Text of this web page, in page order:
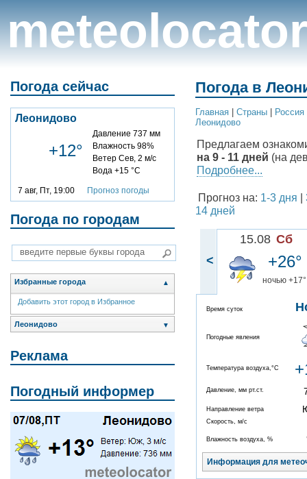
meteolocator
Погода сейчас
Леонидово
+12°
Давление 737 мм
Влажность 98%
Ветер Сев, 2 м/с
Вода +15 °C
7 авг, Пт, 19:00 Прогноз погоды
Погода по городам
Избранные города ▲
Добавить этот город в Избранное
Леонидово ▼
Реклама
Погодный информер
Погода в
Главная Cтраны Россия
Леонидово
Предлагаем
на 9 - 11 дней (на
Подробнее...
Прогноз на: 1-3 дня
14 дней
<
15.08 Сб
+26°
ночью +17°
Время суток
Погодные явления
Температура воздуха,°C
Давление, мм рт.ст.
Направление ветра
Скорость, м/с
Влажность воздуха, %
Информация для